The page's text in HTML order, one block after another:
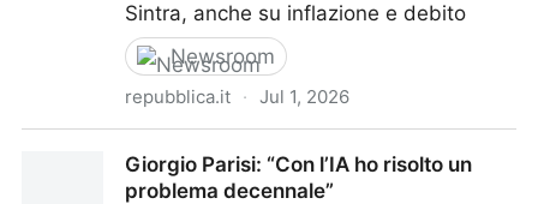
Sintra, anche su inflazione e debito
Newsroom
repubblica.it · Jul 1, 2026
Giorgio Parisi: “Con l’IA ho risolto un
problema decennale”